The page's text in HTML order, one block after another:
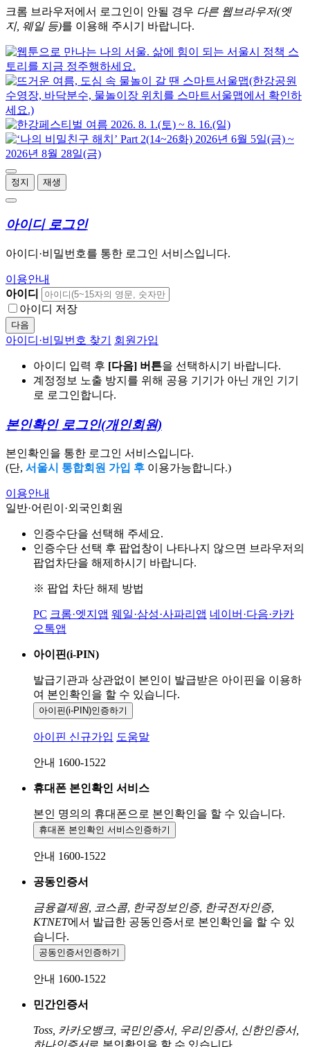
크롬 브라우저에서 로그인이 안될 경우 다른 웹브라우저(엣
지, 웨일 등)를 이용해 주시기 바랍니다.
정지 재생
아이디 로그인
아이디·비밀번호를 통한 로그인 서비스입니다.
이용안내
아이디
아이디 저장
다음
아이디·비밀번호 찾기 회원가입
아이디 입력 후 [다음] 버튼을 선택하시기 바랍니다.
계정정보 노출 방지를 위해 공용 기기가 아닌 개인 기기
로 로그인합니다.
본인확인 로그인(개인회원)
본인확인을 통한 로그인 서비스입니다.
(단, 서울시 통합회원 가입 후 이용가능합니다.)
이용안내
일반·어린이·외국인회원
인증수단을 선택해 주세요.
인증수단 선택 후 팝업창이 나타나지 않으면 브라우저의
팝업차단을 해제하시기 바랍니다.
※ 팝업 차단 해제 방법
PC 크롬·엣지앱 웨일·삼성·사파리앱 네이버·다음·카카
오톡앱
아이핀(i-PIN)
발급기관과 상관없이 본인이 발급받은 아이핀을 이용하
여 본인확인을 할 수 있습니다.
아이핀(i-PIN)인증하기
아이핀 신규가입 도움말
안내 1600-1522
휴대폰 본인확인 서비스
본인 명의의 휴대폰으로 본인확인을 할 수 있습니다.
휴대폰 본인확인 서비스인증하기
안내 1600-1522
공동인증서
금융결제원, 코스콤, 한국정보인증, 한국전자인증,
KTNET에서 발급한 공동인증서로 본인확인을 할 수 있
습니다.
공동인증서 인증하기
안내 1600-1522
민간인증서
Toss, 카카오뱅크, 국민인증서, 우리인증서, 신한인증서,